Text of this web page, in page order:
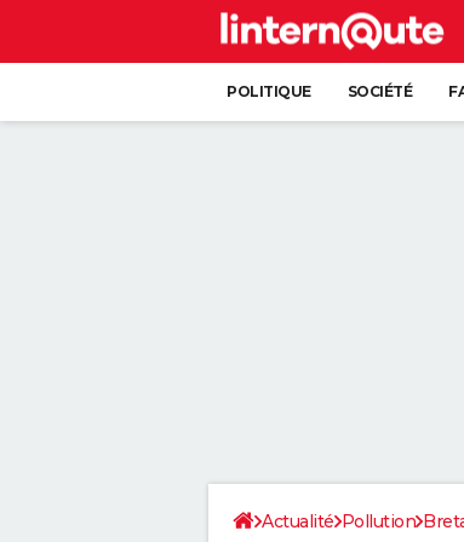
POLITIQUE SOCIÉTÉ
Actualité Pollution